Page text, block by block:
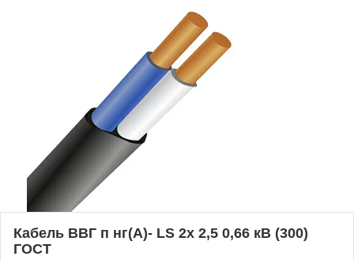
Кабель ВВГ п нг(А)- LS 2х 2,5 0,66 кВ (300)
ГОСТ